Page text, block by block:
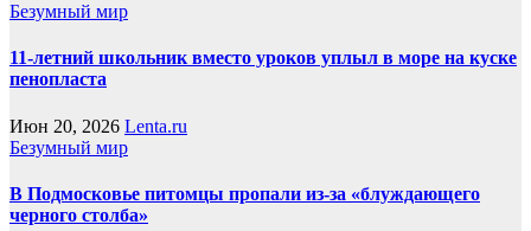
Безумный мир
11-летний школьник вместо уроков уплыл в море на куске
пенопласта
Июн 20, 2026 Lenta.ru
Безумный мир
В Подмосковье питомцы пропали из-за «блуждающего
черного столба»